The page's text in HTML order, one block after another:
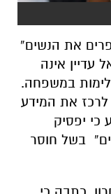
את הנשים”
עדיין אינה
במשפחה.
לרכז את המידע
יפסיק
בשל חוסר